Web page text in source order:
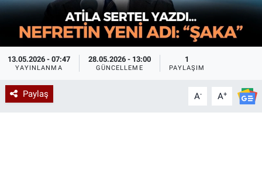
13.05.2026 - 07:47
YAYINLANMA
28.05.2026 - 13:00
GÜNCELLEME
1
PAYLAŞIM
Paylaş A- A+